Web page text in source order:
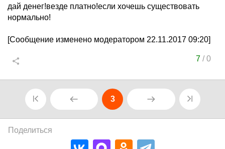
дай денег!везде платно!если хочешь существовать
нормально!
[Сообщение изменено модератором 22.11.2017 09:20]
7/0
3
Поделиться